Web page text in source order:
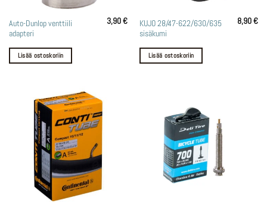
Auto-Dunlop venttiili
adapteri
3,90€
Lisää ostoskoriin
KUJO 28/47-622/630/635
sisäkumi
8,90€
Lisää ostoskoriin